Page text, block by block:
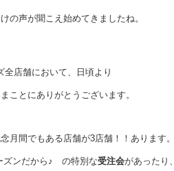
の声が聞こえ始めてきましたね。
全店舗において、日頃より
ことにありがとうございます。
月間でもある店舗が3店舗！！あります。
から♪ の特別な受注会があったり、